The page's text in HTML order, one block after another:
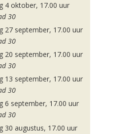
4 oktober, 17.00 uur
30
27 september, 17.00 uur
30
20 september, 17.00 uur
30
13 september, 17.00 uur
30
6 september, 17.00 uur
30
30 augustus, 17.00 uur